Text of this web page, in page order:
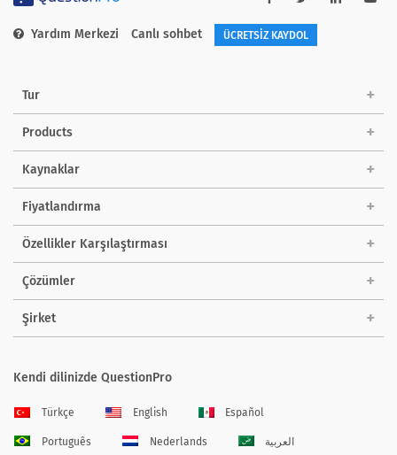
Yardım Merkezi Canlı sohbet ÜCRETSİZ KAYDOL
Tur
Products
Kaynaklar
Fiyatlandırma
Özellikler Karşılaştırması
Çözümler
Şirket
Kendi dilinizde QuestionPro
Türkçe English Español
Português Nederlands العربية